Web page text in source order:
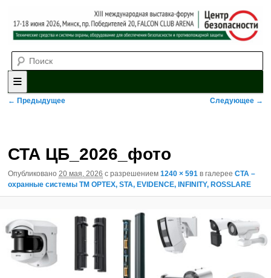
XII международная выставка-
форум «Центр безопасности»
систем охраны, оборудования для обеспечения безопасности и
противопожарной защиты. 4-5 июня 2025, Минск, пр. Победителей,
20
Главное меню
Перейти к основному содержимому
Перейти к дополнительному содержимому
Навигация по изображениям
← Предыдущее Следующее →
СТА ЦБ_2026_фото
Опубликовано 20 мая, 2026 с разрешением 1240 × 591 в галерее СТА –
охранные системы ТМ OPTEX, STA, EVIDENCE, INFINITY, ROSSLARE